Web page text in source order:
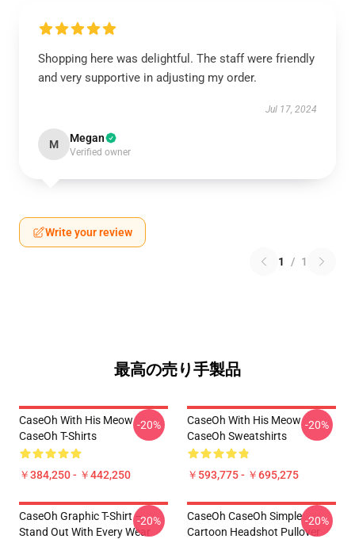
Shopping here was delightful. The staff were friendly
and very supportive in adjusting my order.
Jul 17, 2024
M Megan
Verified owner
Write your review
1 / 1
最高の売り手製品
CaseOh With His Meow
CaseOh T-Shirts
￥384,250 - ￥442,250
-20%
CaseOh With His Meow
CaseOh Sweatshirts
￥593,775 - ￥695,275
-20%
CaseOh Graphic T-Shirt –
Stand Out With Every Wear
-20%
CaseOh CaseOh Simple
Cartoon Headshot Pullover
-20%